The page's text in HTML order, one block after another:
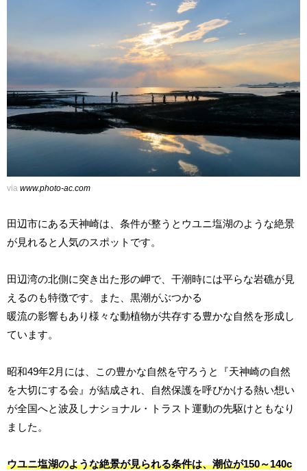
via www.photo-ac.com
田辺市にある天神崎は、条件が整うとウユニ塩湖のような絶景
が見れると人気のスポットです。
田辺湾の北側に突き出た形の岬で、干潮時には平らな岩礁が見
えるのも特徴です。また、黒潮がぶつかる
暖流の影響もあり様々な動植物が共存する豊かな自然を形成し
ています。
昭和49年2月には、この豊かな自然を守ろうと『天神崎の自然
を大切にする会』が結成され、自然保護を呼びかける熱い想い
が全国へと波及しナショナル・トラスト運動の先駆けともなり
ました。
ウユニ塩湖のような絶景が見られる条件は、潮位が150～140c